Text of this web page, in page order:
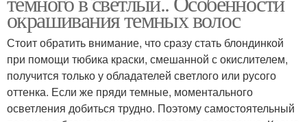
окрашивания темных волос
Стоит обратить внимание, что сразу стать блондинкой
при помощи тюбика краски, смешанной с окислителем,
получится только у обладателей светлого или русого
оттенка. Если же пряди темные, моментального
осветления добиться трудно. Поэтому самостоятельный